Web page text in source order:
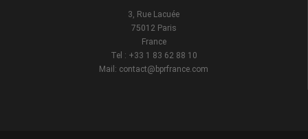
3, Rue Lacuée
75012 Paris
France
Tel : +33 1 83 62 88 10
Mail: contact@bprfrance.com